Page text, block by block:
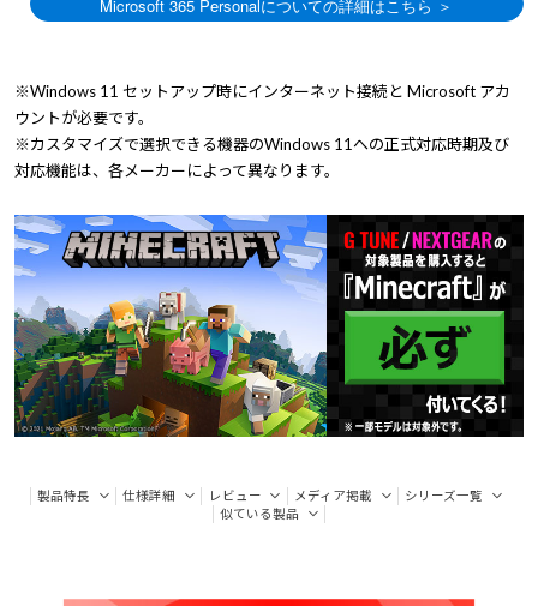
※Windows 11 セットアップ時にインターネット接続と Microsoft アカ
ウントが必要です。
※カスタマイズで選択できる機器のWindows 11への正式対応時期及び
対応機能は、各メーカーによって異なります。
製品特長 仕様詳細 レビュー メディア掲載
シリーズ一覧
似ている製品